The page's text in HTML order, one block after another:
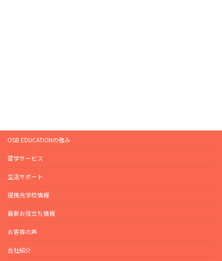
OSB EDUCATIONの強み
留学サービス
生活サポート
提携先学校情報
最新お役立ち情報
お客様の声
会社紹介